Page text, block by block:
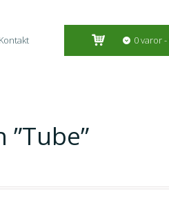
Kontakt 0 varor
”Tube”